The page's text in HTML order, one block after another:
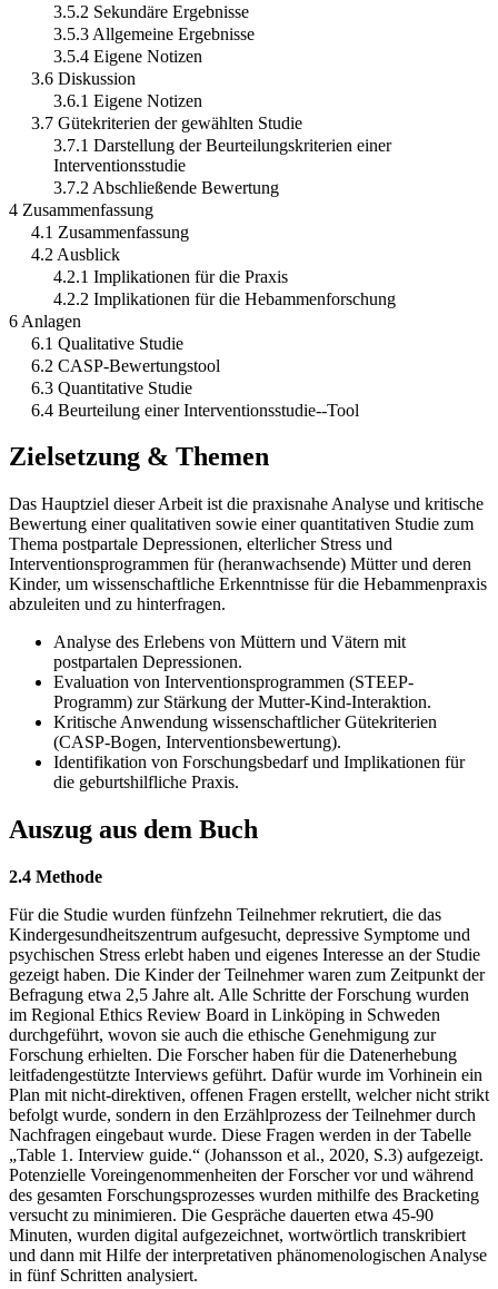
3.5.2 Sekundäre Ergebnisse
3.5.3 Allgemeine Ergebnisse
3.5.4 Eigene Notizen
3.6 Diskussion
3.6.1 Eigene Notizen
3.7 Gütekriterien der gewählten Studie
3.7.1 Darstellung der Beurteilungskriterien einer
Interventionsstudie
3.7.2 Abschließende Bewertung
4 Zusammenfassung
4.1 Zusammenfassung
4.2 Ausblick
4.2.1 Implikationen für die Praxis
4.2.2 Implikationen für die Hebammenforschung
6 Anlagen
6.1 Qualitative Studie
6.2 CASP-Bewertungstool
6.3 Quantitative Studie
6.4 Beurteilung einer Interventionsstudie--Tool
Zielsetzung & Themen
Das Hauptziel dieser Arbeit ist die praxisnahe Analyse und kritische
Bewertung einer qualitativen sowie einer quantitativen Studie zum
Thema postpartale Depressionen, elterlicher Stress und
Interventionsprogrammen für (heranwachsende) Mütter und deren
Kinder, um wissenschaftliche Erkenntnisse für die Hebammenpraxis
abzuleiten und zu hinterfragen.
Analyse des Erlebens von Müttern und Vätern mit
postpartalen Depressionen.
Evaluation von Interventionsprogrammen (STEEP-
Programm) zur Stärkung der Mutter-Kind-Interaktion.
Kritische Anwendung wissenschaftlicher Gütekriterien
(CASP-Bogen, Interventionsbewertung).
Identifikation von Forschungsbedarf und Implikationen für
die geburtshilfliche Praxis.
Auszug aus dem Buch
2.4 Methode
Für die Studie wurden fünfzehn Teilnehmer rekrutiert, die das
Kindergesundheitszentrum aufgesucht, depressive Symptome und
psychischen Stress erlebt haben und eigenes Interesse an der Studie
gezeigt haben. Die Kinder der Teilnehmer waren zum Zeitpunkt der
Befragung etwa 2,5 Jahre alt. Alle Schritte der Forschung wurden
im Regional Ethics Review Board in Linköping in Schweden
durchgeführt, wovon sie auch die ethische Genehmigung zur
Forschung erhielten. Die Forscher haben für die Datenerhebung
leitfadengestützte Interviews geführt. Dafür wurde im Vorhinein ein
Plan mit nicht-direktiven, offenen Fragen erstellt, welcher nicht strikt
befolgt wurde, sondern in den Erzählprozess der Teilnehmer durch
Nachfragen eingebaut wurde. Diese Fragen werden in der Tabelle
„Table 1. Interview guide.“ (Johansson et al., 2020, S.3) aufgezeigt.
Potenzielle Voreingenommenheiten der Forscher vor und während
des gesamten Forschungsprozesses wurden mithilfe des Bracketing
versucht zu minimieren. Die Gespräche dauerten etwa 45-90
Minuten, wurden digital aufgezeichnet, wortwörtlich transkribiert
und dann mit Hilfe der interpretativen phänomenologischen Analyse
in fünf Schritten analysiert.